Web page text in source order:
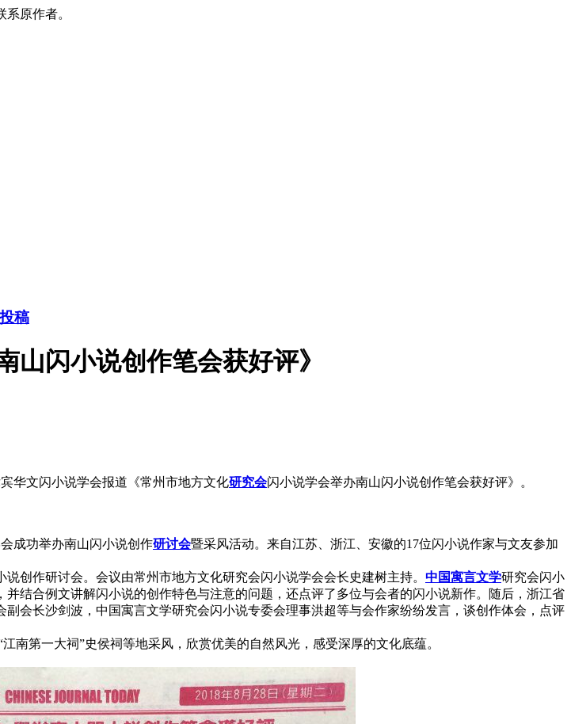
原作者。
稿
闪小说创作笔会获好评》
华文闪小说学会报道《常州市地方文化研究会闪小说学会举办南山闪小说创作笔会获好评》。
成功举办南山闪小说创作研讨会暨采风活动。来自江苏、浙江、安徽的17位闪小说作家与文友参加
作研讨会。会议由常州市地方文化研究会闪小说学会会长史建树主持。 中国寓言文学研究会闪小
结合例文讲解闪小说的创作特色与注意的问题，还点评了多位与会者的闪小说新作。随后，浙江省
会长沙剑波，中国寓言文学研究会闪小说专委会理事洪超等与会作家纷纷发言，谈创作体会，点评
江南第一大祠”史侯祠等地采风，欣赏优美的自然风光，感受深厚的文化底蕴。